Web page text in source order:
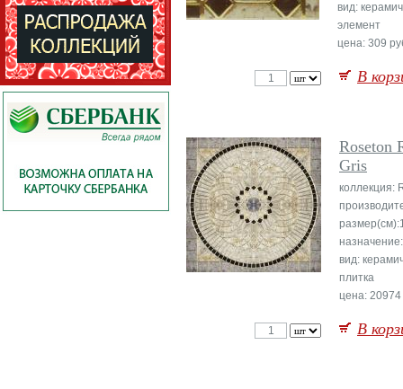
вид:
элемент
цена: 309
В
Roseton
Gris
коллекция:
вид:
плитка
цена:
В